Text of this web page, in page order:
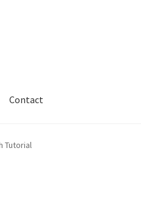
Contact
Blog Cart
Tutorial